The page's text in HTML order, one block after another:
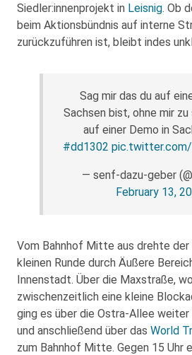
Siedler:innenprojekt in Leisnig. Ob
beim Aktionsbündnis auf interne
zurückzuführen ist, bleibt indes
Sag mir das du auf
Sachsen bist, ohne mir zu
auf einer Demo in
#dd1302 pic.twitter.com/
— senf-dazu-geber
February 13,
Vom Bahnhof Mitte aus drehte der
kleinen Runde durch Äußere
Innenstadt. Über die Maxstraße,
zwischenzeitlich eine kleine
ging es über die Ostra-Allee
und anschließend über das World
zum Bahnhof Mitte. Gegen 15 Uhr